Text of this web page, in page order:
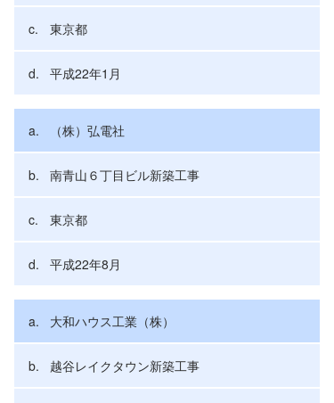
東京都
平成22年1月
（株）弘電社
南青山６丁目ビル新築工事
東京都
平成22年8月
大和ハウス工業（株）
越谷レイクタウン新築工事